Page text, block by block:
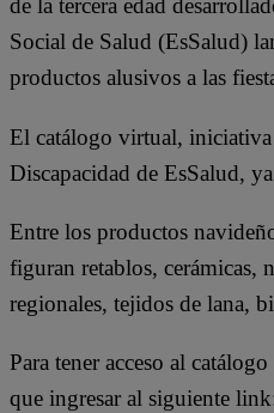
de la tercera edad
Social de Salud (EsSalud)
productos alusivos a las
El catálogo virtual, iniciativa
Discapacidad de EsSalud,
Entre los productos
figuran retablos, cerámicas,
regionales, tejidos de lana,
Para tener acceso al
que ingresar al siguiente